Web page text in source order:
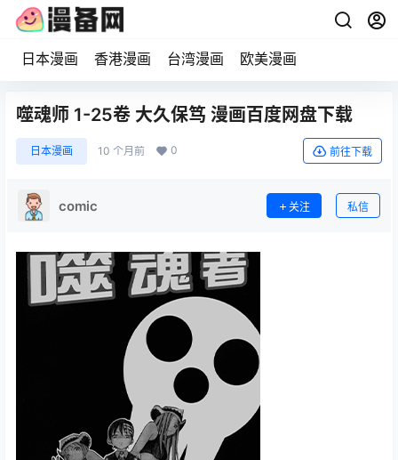
日本漫画 香港漫画 台湾漫画 欧美漫画
噬魂师 1-25卷 大久保笃 漫画百度网盘下载
日本漫画 10 个月前 0 前往下载
comic 关注 私信